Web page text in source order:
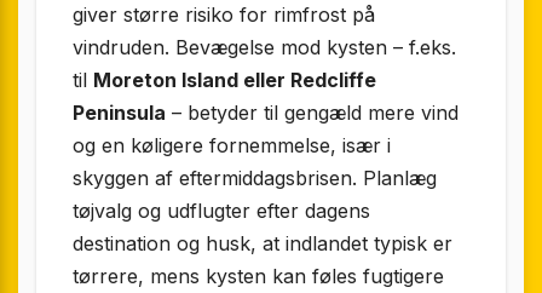
giver større risiko for rimfrost på
vindruden. Bevægelse mod kysten – f.eks.
til Moreton Island eller Redcliffe
Peninsula – betyder til gengæld mere vind
og en køligere fornemmelse, især i
skyggen af eftermiddagsbrisen. Planlæg
tøjvalg og udflugter efter dagens
destination og husk, at indlandet typisk er
tørrere, mens kysten kan føles fugtigere